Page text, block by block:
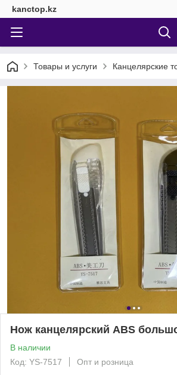
kanctop.kz
Товары и услуги Канцелярские
Нож канцелярский ABS
В наличии
Код: YS-7517
Опт и розница